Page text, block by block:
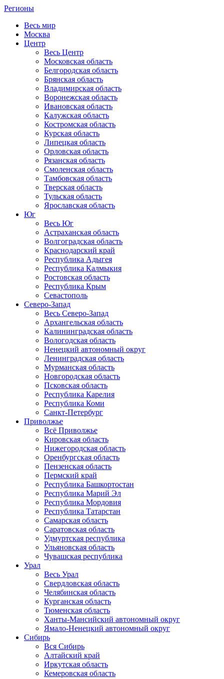
Регионы
Весь мир
Москва
Центр
Весь Центр
Московская область
Белгородская область
Брянская область
Владимирская область
Воронежская область
Ивановская область
Калужская область
Костромская область
Курская область
Липецкая область
Орловская область
Рязанская область
Смоленская область
Тамбовская область
Тверская область
Тульская область
Ярославская область
Юг
Весь Юг
Астраханская область
Волгоградская область
Краснодарский край
Республика Адыгея
Республика Калмыкия
Ростовская область
Республика Крым
Севастополь
Северо-Запад
Весь Северо-Запад
Архангельская область
Калининградская область
Вологодская область
Ненецкий автономный округ
Ленинградская область
Мурманская область
Новгородская область
Псковская область
Республика Карелия
Республика Коми
Санкт-Петербург
Приволжье
Всё Приволжье
Кировская область
Нижегородская область
Оренбургская область
Пензенская область
Пермский край
Республика Башкортостан
Республика Марий Эл
Республика Мордовия
Республика Татарстан
Самарская область
Саратовская область
Удмуртская республика
Ульяновская область
Чувашская республика
Урал
Весь Урал
Свердловская область
Челябинская область
Курганская область
Тюменская область
Ханты-Мансийский автономный округ
Ямало-Ненецкий автономный округ
Сибирь
Вся Сибирь
Алтайский край
Иркутская область
Кемеровская область